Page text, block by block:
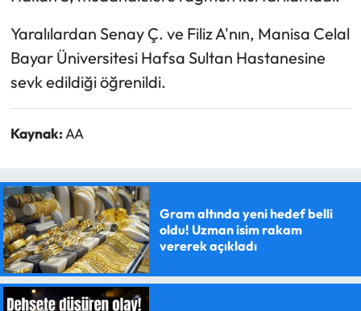
Yaralılardan Senay Ç. ve Filiz A'nın, Manisa Celal
Bayar Üniversitesi Hafsa Sultan Hastanesine
sevk edildiği öğrenildi.
Kaynak: AA
Gram altında yeni hedef belli
oldu! Uzman isim rakam
vererek açıkladı